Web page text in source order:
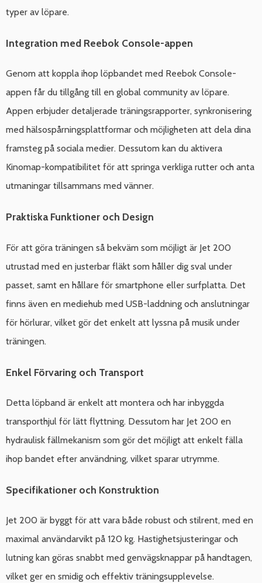
typer av löpare.
Integration med Reebok Console-appen
Genom att koppla ihop löpbandet med Reebok Console-
appen får du tillgång till en global community av löpare.
Appen erbjuder detaljerade träningsrapporter, synkronisering
med hälsospårningsplattformar och möjligheten att dela dina
framsteg på sociala medier. Dessutom kan du aktivera
Kinomap-kompatibilitet för att springa verkliga rutter och anta
utmaningar tillsammans med vänner.
Praktiska Funktioner och Design
För att göra träningen så bekväm som möjligt är Jet 200
utrustad med en justerbar fläkt som håller dig sval under
passet, samt en hållare för smartphone eller surfplatta. Det
finns även en mediehub med USB-laddning och anslutningar
för hörlurar, vilket gör det enkelt att lyssna på musik under
träningen.
Enkel Förvaring och Transport
Detta löpband är enkelt att montera och har inbyggda
transporthjul för lätt flyttning. Dessutom har Jet 200 en
hydraulisk fällmekanism som gör det möjligt att enkelt fälla
ihop bandet efter användning, vilket sparar utrymme.
Specifikationer och Konstruktion
Jet 200 är byggt för att vara både robust och stilrent, med en
maximal användarvikt på 120 kg. Hastighetsjusteringar och
lutning kan göras snabbt med genvägsknappar på handtagen,
vilket ger en smidig och effektiv träningsupplevelse.